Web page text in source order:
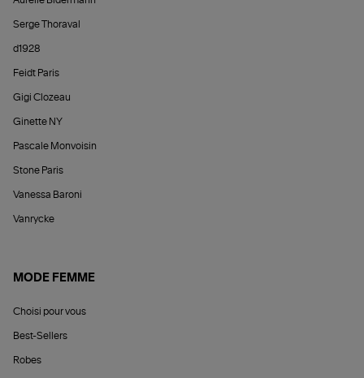
Serge Thoraval
d1928
Feidt Paris
Gigi Clozeau
Ginette NY
Pascale Monvoisin
Stone Paris
Vanessa Baroni
Vanrycke
MODE FEMME
Choisi pour vous
Best-Sellers
Robes